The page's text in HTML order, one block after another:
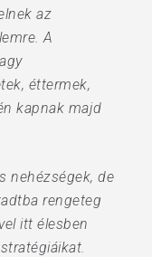
az
A
éttermek,
kapnak majd
nehézségek, de
rengeteg
itt élesben